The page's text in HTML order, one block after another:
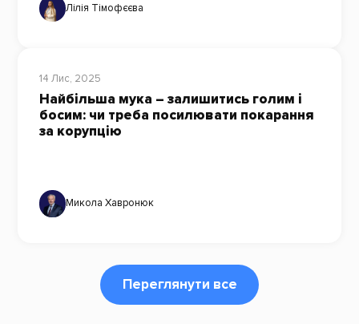
Лілія Тімофєєва
14 Лис, 2025
Найбільша мука – залишитись голим і
босим: чи треба посилювати покарання
за корупцію
Микола Хавронюк
Переглянути все